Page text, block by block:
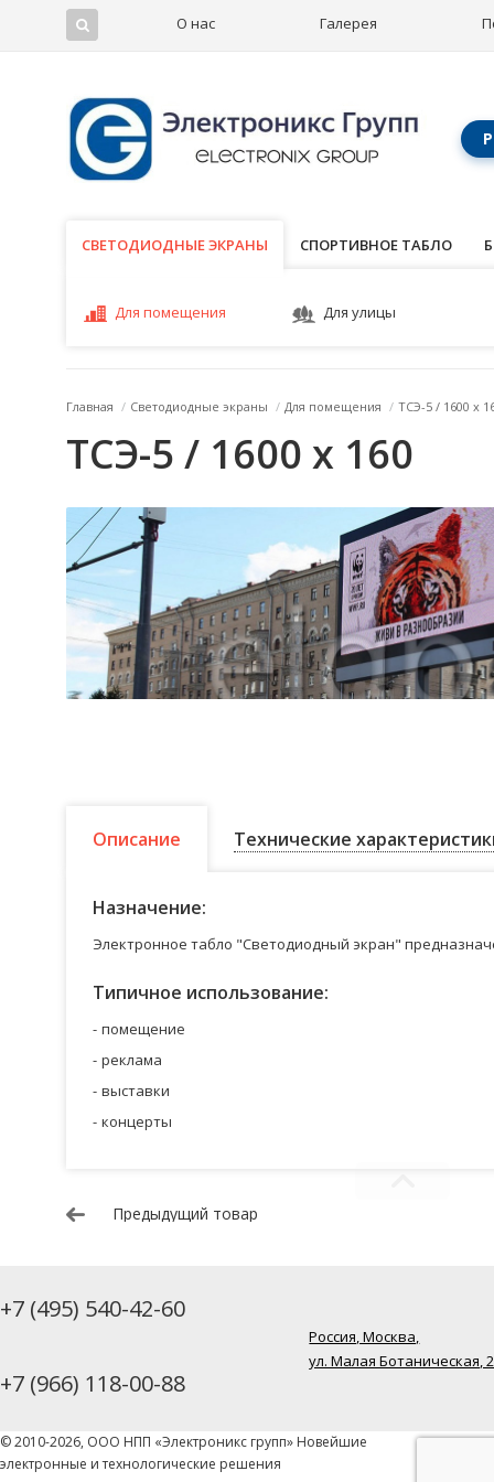
О нас Галерея
СВЕТОДИОДНЫЕ ЭКРАНЫ
СВЕТОДИОДНЫЕ ЭКРАНЫ СПОРТИВНОЕ ТАБЛО
Для помещения Для улицы
Главная / Светодиодные экраны / Для помещения / ТСЭ-5 / 1600 x
ТСЭ-5 / 1600 x 160
Описание Технические
Назначение:
Электронное табло "Светодиодный экран"
Типичное использование:
помещение
реклама
выставки
концерты
Предыдущий товар
+7 (495) 540-42-60
+7 (966) 118-00-88
Россия, Москва,
ул. Малая Ботаническая,
© 2010-2026, ООО НПП «Электроникс групп» Новейшие
электронные и технологические решения